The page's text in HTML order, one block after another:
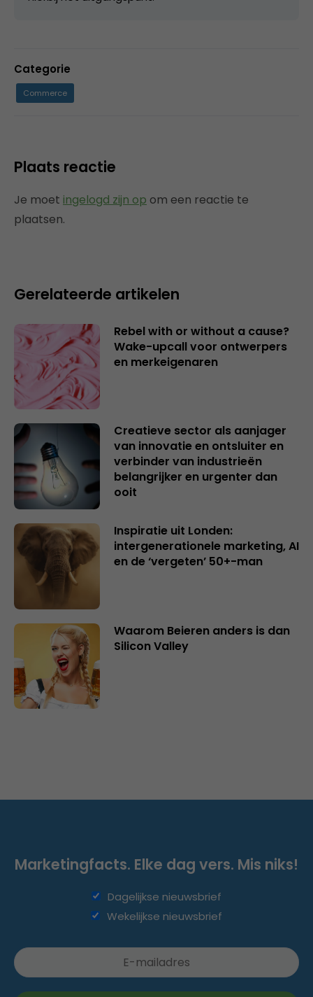
Categorie
Commerce
Plaats reactie
Je moet ingelogd zijn op om een reactie te
plaatsen.
Gerelateerde artikelen
Rebel with or without a cause?
Wake-upcall voor ontwerpers
en merkeigenaren
Creatieve sector als aanjager
van innovatie en ontsluiter en
verbinder van industrieën
belangrijker en urgenter dan
ooit
Inspiratie uit Londen:
intergenerationele marketing, AI
en de ‘vergeten’ 50+-man
Waarom Beieren anders is dan
Silicon Valley
Marketingfacts. Elke dag vers. Mis niks!
Dagelijkse nieuwsbrief
Wekelijkse nieuwsbrief